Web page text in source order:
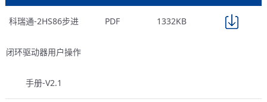
科瑞通-2HS86步进
闭环驱动器用户操作
手册-V2.1
PDF 1332KB